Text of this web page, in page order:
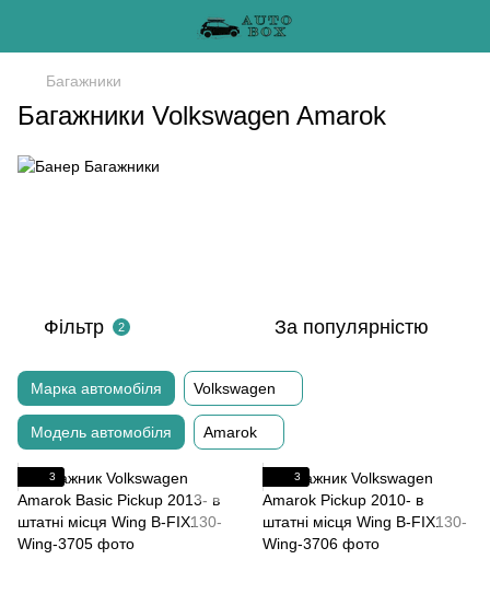
Багажники
Багажники Volkswagen Amarok
Фільтр 2 За популярністю
Марка автомобіля Volkswagen
Модель автомобіля Amarok
3 3